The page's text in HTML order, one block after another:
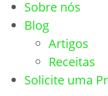
Sobre nós
Blog
Artigos
Receitas
Solicite uma